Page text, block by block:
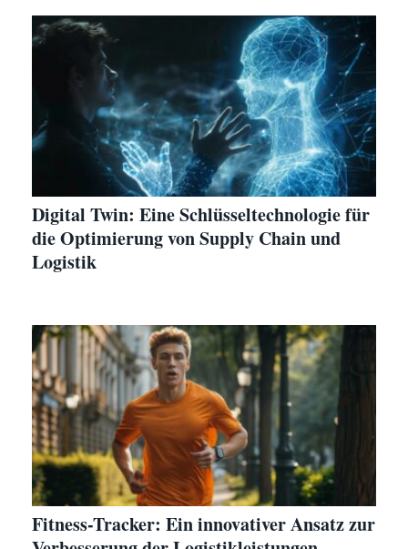
Digital Twin: Eine Schlüsseltechnologie für
die Optimierung von Supply Chain und
Logistik
Fitness-Tracker: Ein innovativer Ansatz zur